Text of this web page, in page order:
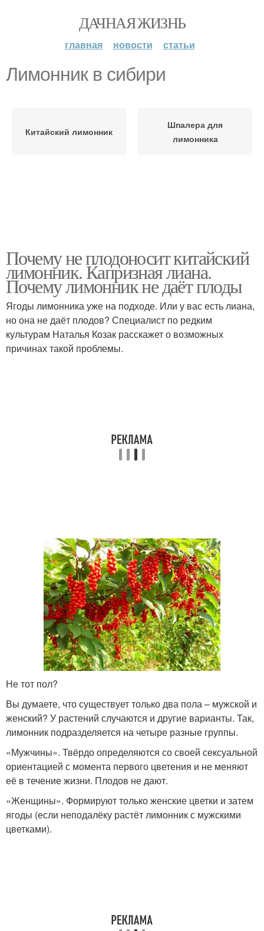
ДАЧНАЯ ЖИЗНЬ
главная новости статьи
Лимонник в сибири
Китайский лимонник
Шпалера для
лимонника
Почему не плодоносит китайский
лимонник. Капризная лиана.
Почему лимонник не даёт плоды
Ягоды лимонника уже на подходе. Или у вас есть лиана,
но она не даёт плодов? Специалист по редким
культурам Наталья Козак расскажет о возможных
причинах такой проблемы.
Не тот пол?
Вы думаете, что существует только два пола – мужской и
женский? У растений случаются и другие варианты. Так,
лимонник подразделяется на четыре разные группы.
«Мужчины». Твёрдо определяются со своей сексуальной
ориентацией с момента первого цветения и не меняют
её в течение жизни. Плодов не дают.
«Женщины». Формируют только женские цветки и затем
ягоды (если неподалёку растёт лимонник с мужскими
цветками).